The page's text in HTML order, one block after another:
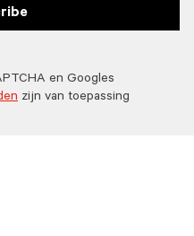
en Googles
zijn van toepassing